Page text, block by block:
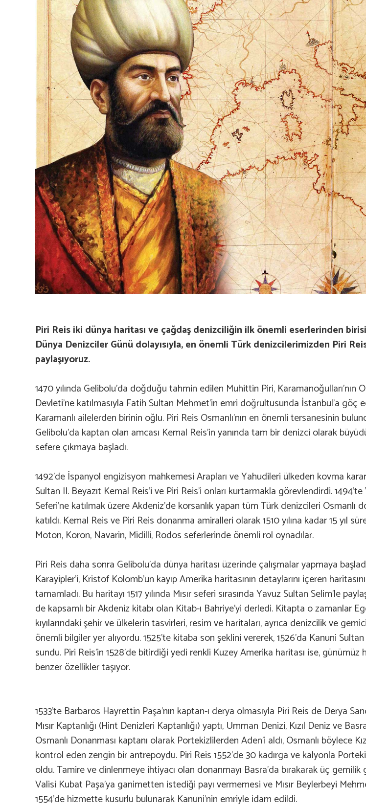
Piri Reis iki dünya haritası ve çağdaş denizciliğin ilk önemli eserlerinden
Dünya Denizciler Günü dolayısıyla, en önemli Türk denizcilerimizden Piri
paylaşıyoruz.
1470 yılında Gelibolu’da doğduğu tahmin edilen Muhittin Piri, Karamanoğulları’nın
Devleti’ne katılmasıyla Fatih Sultan Mehmet’in emri doğrultusunda İstanbul’a göç
Karamanlı ailelerden birinin oğlu. Piri Reis Osmanlı’nın en önemli tersanesinin
Gelibolu’da kaptan olan amcası Kemal Reis’in yanında tam bir denizci olarak
sefere çıkmaya başladı.
1492’de İspanyol engizisyon mahkemesi Arapları ve Yahudileri ülkeden kovma
Sultan II. Beyazıt Kemal Reis’i ve Piri Reis’i onları kurtarmakla görevlendirdi.
Seferi’ne katılmak üzere Akdeniz’de korsanlık yapan tüm Türk denizcileri Osmanlı
katıldı. Kemal Reis ve Piri Reis donanma amiralleri olarak 1510 yılına kadar 15 yıl
Moton, Koron, Navarin, Midilli, Rodos seferlerinde önemli rol oynadılar.
Piri Reis daha sonra Gelibolu’da dünya haritası üzerinde çalışmalar yapmaya
Karayipler’i, Kristof Kolomb’un kayıp Amerika haritasının detaylarını içeren haritasını
tamamladı. Bu haritayı 1517 yılında Mısır seferi sırasında Yavuz Sultan Selim’le
de kapsamlı bir Akdeniz kitabı olan Kitab-ı Bahriye’yi derledi. Kitapta o zamanlar
kıyılarındaki şehir ve ülkelerin tasvirleri, resim ve haritaları, ayrıca denizcilik ve
önemli bilgiler yer alıyordu. 1525’te kitaba son şeklini vererek, 1526’da Kanuni Sultan
sundu. Piri Reis’in 1528’de bitirdiği yedi renkli Kuzey Amerika haritası ise, günümüz
benzer özellikler taşıyor.
1533’te Barbaros Hayrettin Paşa’nın kaptan-ı derya olmasıyla Piri Reis de Derya
Mısır Kaptanlığı (Hint Denizleri Kaptanlığı) yaptı, Umman Denizi, Kızıl Deniz ve
Osmanlı Donanması kaptanı olarak Portekizlilerden Aden’i aldı, Osmanlı böylece
kontrol eden zengin bir antrepoydu. Piri Reis 1552’de 30 kadırga ve kalyonla
oldu. Tamire ve dinlenmeye ihtiyacı olan donanmayı Basra’da bırakarak üç gemilik
Valisi Kubat Paşa’ya ganimetten istediği payı vermemesi ve Mısır Beylerbeyi
1554’de hizmette kusurlu bulunarak Kanuni’nin emriyle idam edildi.